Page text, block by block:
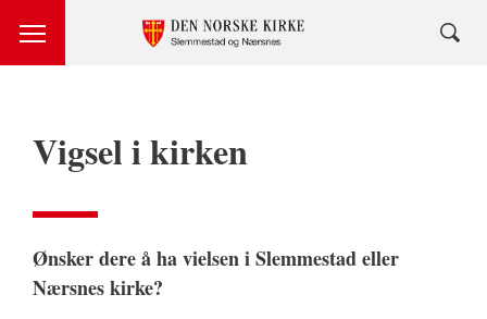
Vigsel i kirken
Ønsker dere å ha vielsen i Slemmestad eller
Nærsnes kirke?